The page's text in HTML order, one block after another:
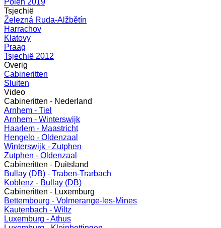
Polen 2019
Tsjechië
Železná Ruda-Alžbětín
Harrachov
Klatovy
Praag
Tsjechië 2012
Overig
Cabineritten
Sluiten
Video
Cabineritten - Nederland
Arnhem - Tiel
Arnhem - Winterswijk
Haarlem - Maastricht
Hengelo - Oldenzaal
Winterswijk - Zutphen
Zutphen - Oldenzaal
Cabineritten - Duitsland
Bullay (DB) - Traben-Trarbach
Koblenz - Bullay (DB)
Cabineritten - Luxemburg
Bettembourg - Volmerange-les-Mines
Kautenbach - Wiltz
Luxemburg - Athus